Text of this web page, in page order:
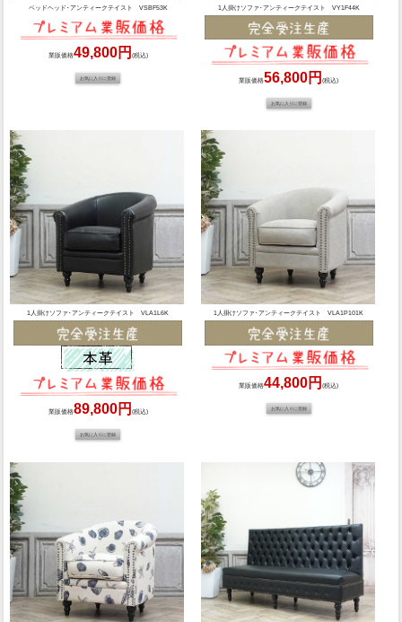
ベッドヘッド･アンティークテイスト VSBF53K
業販価格49,800円 (税込)
1人掛けソファ･アンティークテイスト VY1F44K
業販価格56,800円(税込)
1人掛けソファ･アンティークテイスト VLA1L6K
業販価格89,800円 (税込)
1人掛けソファ･アンティークテイスト VLA1P101K
業販価格44,800円(税込)